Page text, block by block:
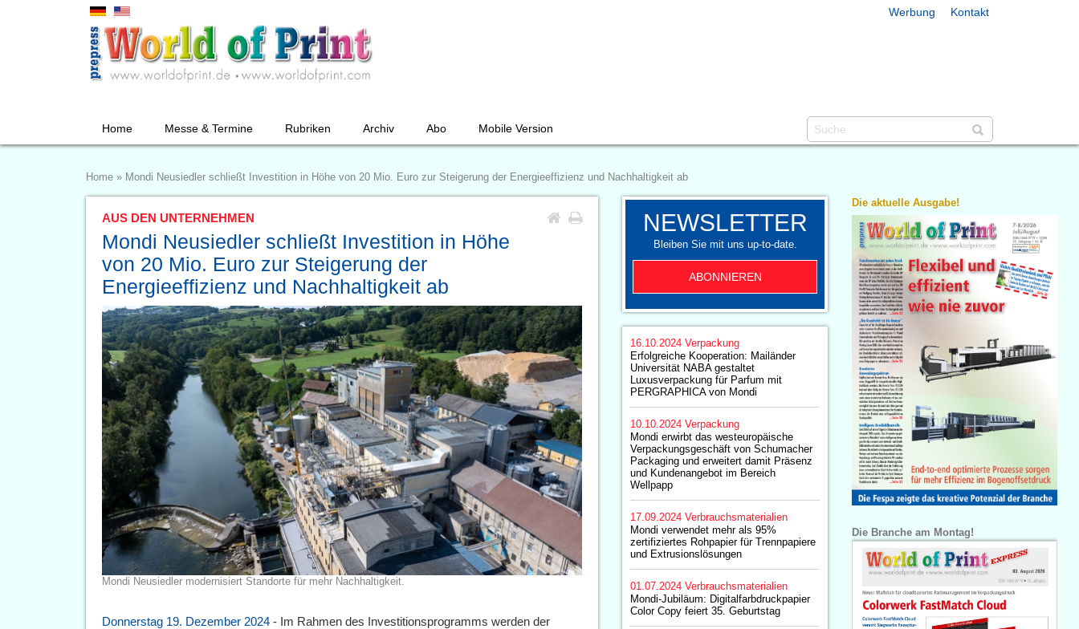
Werbung Kontakt
Home Messe & Termine Rubriken Archiv Abo Mobile Version
Home » Mondi Neusiedler schließt Investition in Höhe von 20 Mio. Euro zur Steigerung der Energieeffizienz und Nachhaltigkeit ab
AUS DEN UNTERNEHMEN
Mondi Neusiedler schließt Investition in Höhe
von 20 Mio. Euro zur Steigerung der
Energieeffizienz und Nachhaltigkeit ab
Mondi Neusiedler modernisiert Standorte für mehr Nachhaltigkeit.
Donnerstag 19. Dezember 2024 - Im Rahmen des Investitionsprogramms werden der
NEWSLETTER
Bleiben Sie mit uns up-to-date.
ABONNIEREN
16.10.2024 Verpackung
Erfolgreiche Kooperation: Mailänder
Universität NABA gestaltet
Luxusverpackung für Parfum mit
PERGRAPHICA von Mondi
10.10.2024 Verpackung
Mondi erwirbt das westeuropäische
Verpackungsgeschäft von Schumacher
Packaging und erweitert damit Präsenz
und Kundenangebot im Bereich
Wellpapp
17.09.2024 Verbrauchsmaterialien
Mondi verwendet mehr als 95%
zertifiziertes Rohpapier für Trennpapiere
und Extrusionslösungen
01.07.2024 Verbrauchsmaterialien
Mondi-Jubiläum: Digitalfarbdruckpapier
Color Copy feiert 35. Geburtstag
Die aktuelle Ausgabe!
Die Branche am Montag!